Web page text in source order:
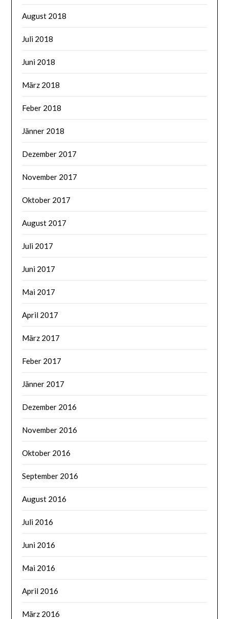
August 2018
Juli 2018
Juni 2018
März 2018
Feber 2018
Jänner 2018
Dezember 2017
November 2017
Oktober 2017
August 2017
Juli 2017
Juni 2017
Mai 2017
April 2017
März 2017
Feber 2017
Jänner 2017
Dezember 2016
November 2016
Oktober 2016
September 2016
August 2016
Juli 2016
Juni 2016
Mai 2016
April 2016
März 2016